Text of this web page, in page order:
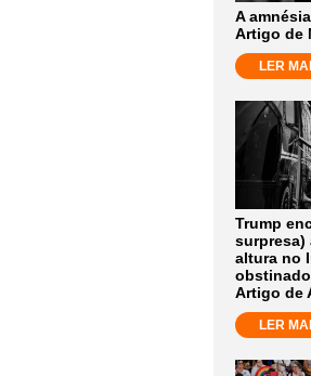
A
Artigo de
LER
Trump
surpresa)
altura no
Artigo de
LER